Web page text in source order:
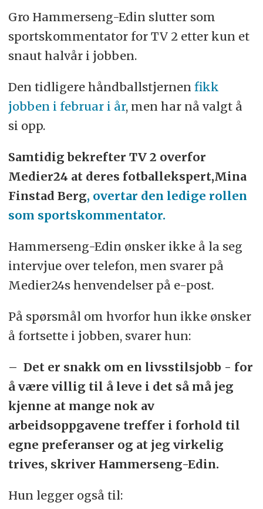
Gro Hammerseng-Edin slutter som
sportskommentator for TV 2 etter kun et
snaut halvår i jobben.
Den tidligere håndballstjernen fikk
jobben i februar i år, men har nå valgt å
si opp.
Samtidig bekrefter TV 2 overfor
Medier24 at deres fotballekspert,Mina
Finstad Berg, overtar den ledige rollen
som sportskommentator.
Hammerseng-Edin ønsker ikke å la seg
intervjue over telefon, men svarer på
Medier24s henvendelser på e-post.
På spørsmål om hvorfor hun ikke ønsker
å fortsette i jobben, svarer hun:
– Det er snakk om en livsstilsjobb - for
å være villig til å leve i det så må jeg
kjenne at mange nok av
arbeidsoppgavene treffer i forhold til
egne preferanser og at jeg virkelig
trives, skriver Hammerseng-Edin.
Hun legger også til: